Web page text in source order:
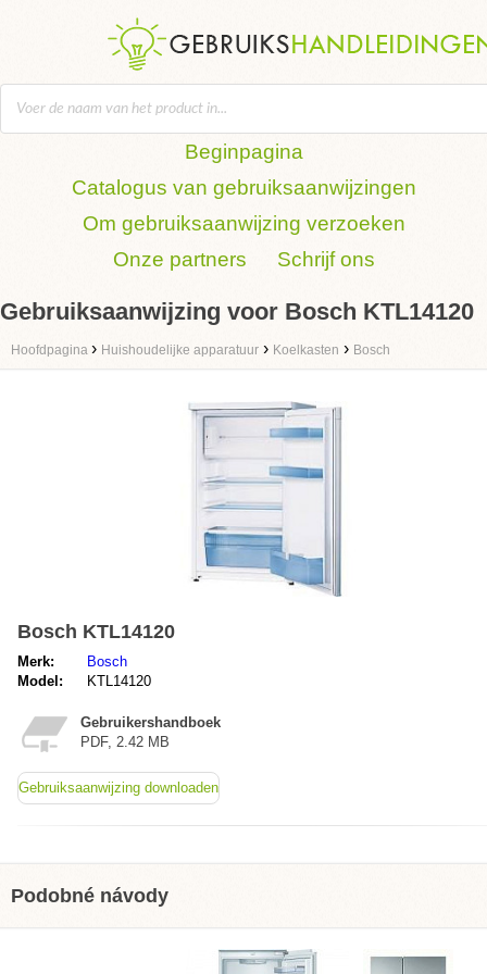
Beginpagina
Catalogus van gebruiksaanwijzingen
Om gebruiksaanwijzing verzoeken
Onze partners
Schrijf ons
Gebruiksaanwijzing voor Bosch KTL14120
Hoofdpagina › Huishoudelijke apparatuur › Koelkasten › Bosch
Bosch KTL14120
Merk:
Bosch
Model:
KTL14120
Gebruikershandboek
PDF, 2.42 MB
Gebruiksaanwijzing downloaden
Podobné návody